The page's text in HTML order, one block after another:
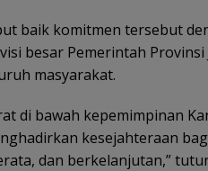
baik komitmen tersebut
besar Pemerintah Provinsi
masyarakat.
di bawah kepemimpinan
kesejahteraan
dan berkelanjutan,”